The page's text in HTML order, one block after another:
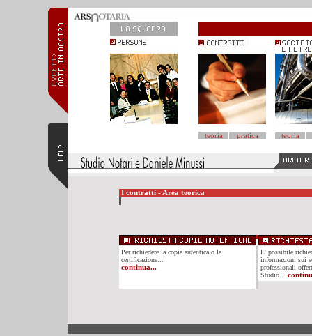
teoria pratica teoria
I contratti - Area teorica
Per richiedere la copia autentica o la
certificazione...
continua...
E' possibile
informazioni sui
professionali
Studio...